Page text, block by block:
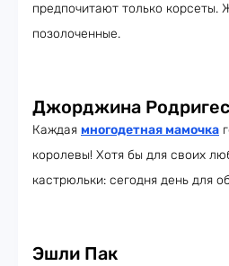
предпочитают только корсеты.
позолоченные.
Джорджина Родригес
Каждая многодетная мамочка
королевы! Хотя бы для своих
кастрюльки: сегодня день для
Эшли Пак